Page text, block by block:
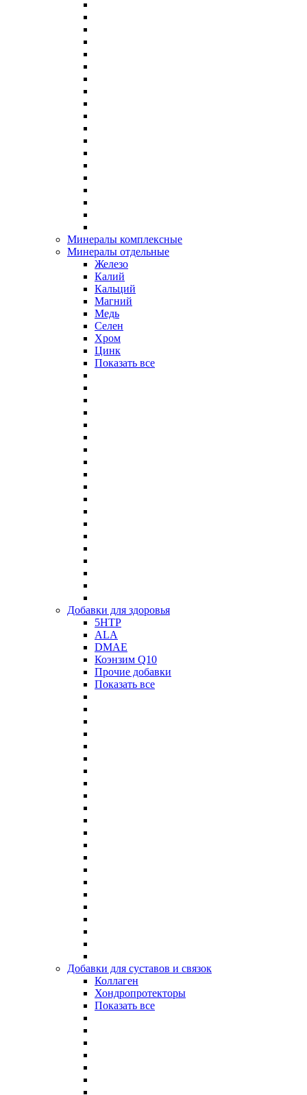
Минералы комплексные
Минералы отдельные
Железо
Калий
Кальций
Магний
Медь
Селен
Хром
Цинк
Показать все
Добавки для здоровья
5HTP
ALA
DMAE
Коэнзим Q10
Прочие добавки
Показать все
Добавки для суставов и связок
Коллаген
Хондропротекторы
Показать все